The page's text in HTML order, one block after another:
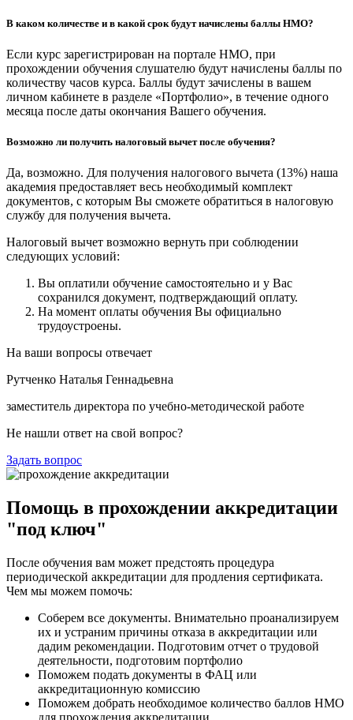
В каком количестве и в какой срок будут начислены баллы НМО?
Если курс зарегистрирован на портале НМО, при
прохождении обучения слушателю будут начислены баллы по
количеству часов курса. Баллы будут зачислены в вашем
личном кабинете в разделе «Портфолио», в течение одного
месяца после даты окончания Вашего обучения.
Возможно ли получить налоговый вычет после обучения?
Да, возможно. Для получения налогового вычета (13%) наша
академия предоставляет весь необходимый комплект
документов, с которым Вы сможете обратиться в налоговую
службу для получения вычета.
Налоговый вычет возможно вернуть при соблюдении
следующих условий:
Вы оплатили обучение самостоятельно и у Вас
сохранился документ, подтверждающий оплату.
На момент оплаты обучения Вы официально
трудоустроены.
На ваши вопросы отвечает
Рутченко Наталья Геннадьевна
заместитель директора по учебно-методической работе
Не нашли ответ на свой вопрос?
Задать вопрос
Помощь в прохождении аккредитации
"под ключ"
После обучения вам может предстоять процедура
периодической аккредитации для продления сертификата.
Чем мы можем помочь:
Соберем все документы. Внимательно проанализируем
их и устраним причины отказа в аккредитации или
дадим рекомендации. Подготовим отчет о трудовой
деятельности, подготовим портфолио
Поможем подать документы в ФАЦ или
аккредитационную комиссию
Поможем добрать необходимое количество баллов НМО
для прохождения аккредитации